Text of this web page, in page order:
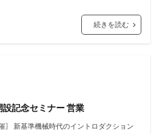
続きを読む
記念セミナー 営業
新基準機械時代のイントロダクション